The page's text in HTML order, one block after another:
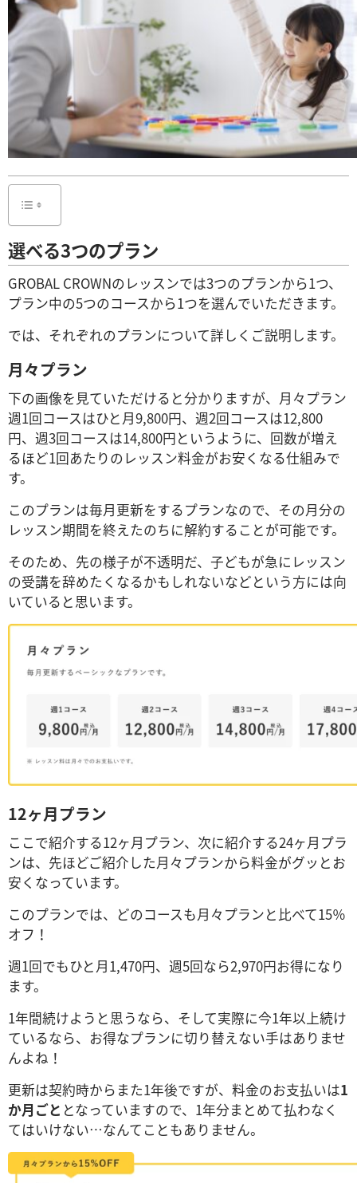
選べる3つのプラン
GROBAL CROWNのレッスンでは3つのプランから1つ、
プラン中の5つのコースから1つを選んでいただきます。
では、それぞれのプランについて詳しくご説明します。
月々プラン
下の画像を見ていただけると分かりますが、月々プラン
週1回コースはひと月9,800円、週2回コースは12,800
円、週3回コースは14,800円というように、回数が増え
るほど1回あたりのレッスン料金がお安くなる仕組みで
す。
このプランは毎月更新をするプランなので、その月分の
レッスン期間を終えたのちに解約することが可能です。
そのため、先の様子が不透明だ、子どもが急にレッスン
の受講を辞めたくなるかもしれないなどという方には向
いていると思います。
12ヶ月プラン
ここで紹介する12ヶ月プラン、次に紹介する24ヶ月プラ
ンは、先ほどご紹介した月々プランから料金がグッとお
安くなっています。
このプランでは、どのコースも月々プランと比べて15％
オフ！
週1回でもひと月1,470円、週5回なら2,970円お得になり
ます。
1年間続けようと思うなら、そして実際に今1年以上続け
ているなら、お得なプランに切り替えない手はありませ
んよね！
更新は契約時からまた1年後ですが、料金のお支払いは1
か月ごと となっていますので、1年分まとめて払わなく
てはいけない…なんてこともありません。